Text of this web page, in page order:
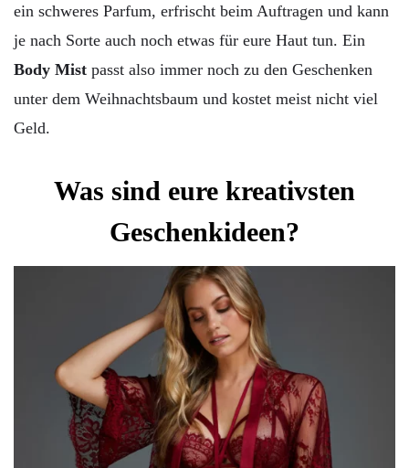
ein schweres Parfum, erfrischt beim Auftragen und kann
je nach Sorte auch noch etwas für eure Haut tun. Ein
Body Mist passt also immer noch zu den Geschenken
unter dem Weihnachtsbaum und kostet meist nicht viel
Geld.
Was sind eure kreativsten
Geschenkideen?